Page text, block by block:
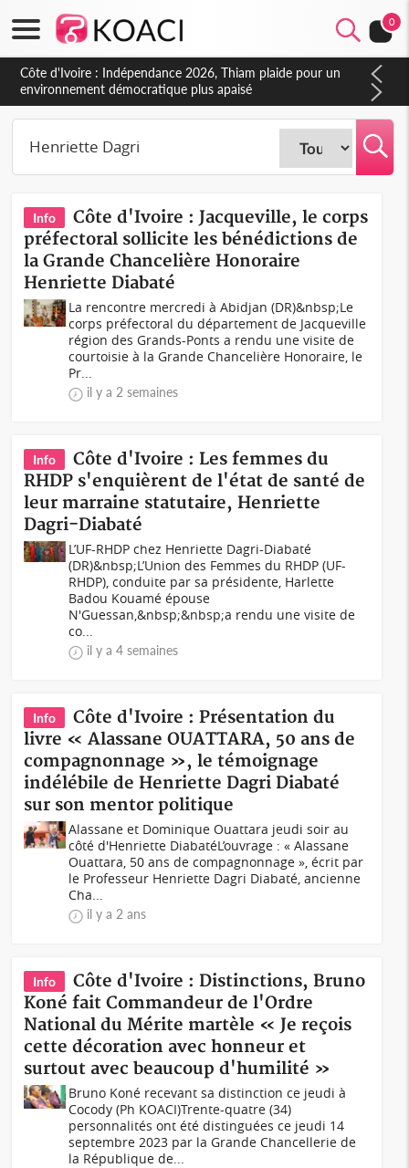
0
Côte d'Ivoire : Indépendance 2026, Thiam plaide pour un
environnement démocratique plus apaisé
Info
Côte d'Ivoire : Jacqueville, le corps
préfectoral sollicite les bénédictions de
la Grande Chancelière Honoraire
Henriette Diabaté
La rencontre mercredi à Abidjan (DR)&nbsp;Le
corps préfectoral du département de Jacqueville
région des Grands-Ponts a rendu une visite de
courtoisie à la Grande Chancelière Honoraire, le
Pr...
il y a 2 semaines
Info
Côte d'Ivoire : Les femmes du
RHDP s'enquièrent de l'état de santé de
leur marraine statutaire, Henriette
Dagri-Diabaté
L’UF-RHDP chez Henriette Dagri-Diabaté
(DR)&nbsp;L’Union des Femmes du RHDP (UF-
RHDP), conduite par sa présidente, Harlette
Badou Kouamé épouse
N'Guessan,&nbsp;&nbsp;a rendu une visite de
co...
il y a 4 semaines
Info
Côte d'Ivoire : Présentation du
livre « Alassane OUATTARA, 50 ans de
compagnonnage », le témoignage
indélébile de Henriette Dagri Diabaté
sur son mentor politique
Alassane et Dominique Ouattara jeudi soir au
côté d'Henriette DiabatéL’ouvrage : « Alassane
Ouattara, 50 ans de compagnonnage », écrit par
le Professeur Henriette Dagri Diabaté, ancienne
Cha...
il y a 2 ans
Info
Côte d'Ivoire : Distinctions, Bruno
Koné fait Commandeur de l'Ordre
National du Mérite martèle « Je reçois
cette décoration avec honneur et
surtout avec beaucoup d'humilité »
Bruno Koné recevant sa distinction ce jeudi à
Cocody (Ph KOACI)Trente-quatre (34)
personnalités ont été distinguées ce jeudi 14
septembre 2023 par la Grande Chancellerie de
la République de...